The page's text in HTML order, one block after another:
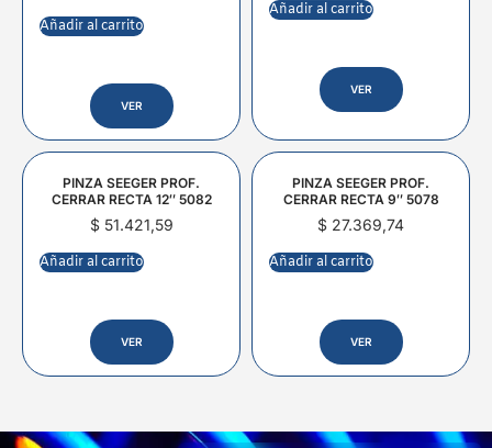
Añadir al carrito
VER
Añadir al carrito
VER
PINZA SEEGER PROF.
CERRAR RECTA 12″ 5082
$51.421,59
Añadir al carrito
VER
PINZA SEEGER PROF.
CERRAR RECTA 9″ 5078
$ 27.369,74
Añadir al carrito
VER